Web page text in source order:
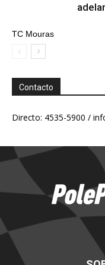
TC Mouras
Contacto
Directo: 4535-5900 /